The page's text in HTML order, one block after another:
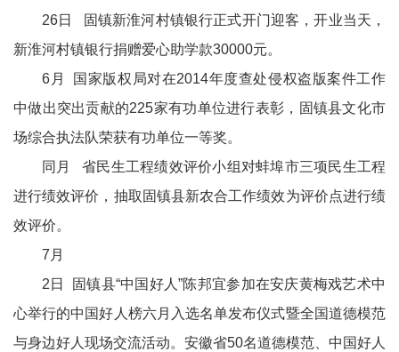
26日 固镇新淮河村镇银行正式开门迎客，开业当天，
新淮河村镇银行捐赠爱心助学款30000元。
6月 国家版权局对在2014年度查处侵权盗版案件工作
中做出突出贡献的225家有功单位进行表彰，固镇县文化市
场综合执法队荣获有功单位一等奖。
同月 省民生工程绩效评价小组对蚌埠市三项民生工程
进行绩效评价，抽取固镇县新农合工作绩效为评价点进行绩
效评价。
7月
2日 固镇县“中国好人”陈邦宜参加在安庆黄梅戏艺术中
心举行的中国好人榜六月入选名单发布仪式暨全国道德模范
与身边好人现场交流活动。安徽省50名道德模范、中国好人